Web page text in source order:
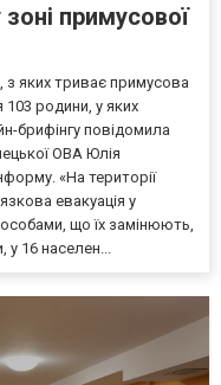
примусової
з яких триває примусова
103 родини, у яких
брифінгу повідомила
ОВА Юлія
«На території
евакуація у
що їх замінюють,
16 населен...